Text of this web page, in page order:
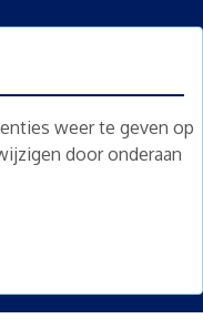
weer te geven op
door onderaan
aanvragen